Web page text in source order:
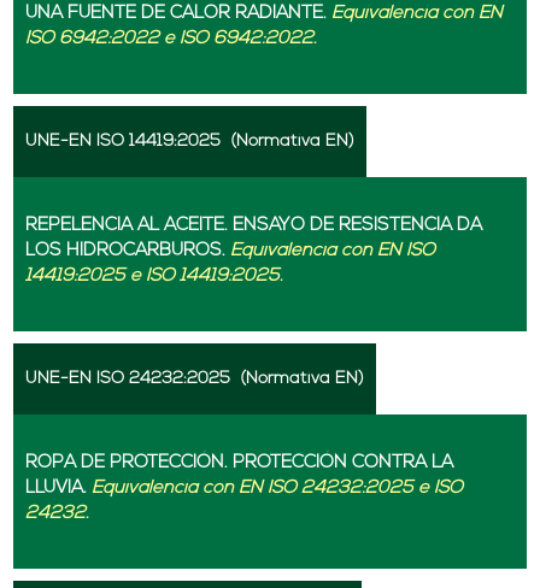
UNA FUENTE DE CALOR RADIANTE. Equivalencia con EN
ISO 6942:2022 e ISO 6942:2022.
UNE-EN ISO 14419:2025 (Normativa EN)
REPELENCIA AL ACEITE. ENSAYO DE RESISTENCIA DA
LOS HIDROCARBUROS. Equivalencia con EN ISO
14419:2025 e ISO 14419:2025.
UNE-EN ISO 24232:2025 (Normativa EN)
ROPA DE PROTECCIÓN. PROTECCIÓN CONTRA LA
LLUVIA. Equivalencia con EN ISO 24232:2025 e ISO
24232.